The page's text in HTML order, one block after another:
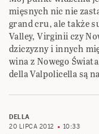
mięsnych nic nie
grand cru, ale także
Valley, Virginii czy
dziczyzny i innych
wina z Nowego
della Valpolicella są
DELLA
20 LIPCA 2012
10:33